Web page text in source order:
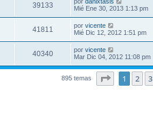
39133
Mié Ene 30, 2013 1:13 pm
41811 por vicente
Mié Dic 12, 2012 1:51 pm
40340 por vicente
Mar Dic 04, 2012 11:08 pm
895 temas Página1 de
1 2 3